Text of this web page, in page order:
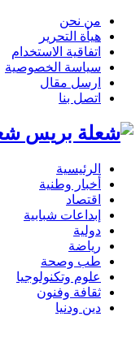
من نحن
هيأة التحرير
اتفاقية الاستخدام
سياسة الخصوصية
ارسل مقال
اتصل بنا
الرئيسية
أخبار وطنية
اقتصاد
إبداعات شبابية
دولية
رياضة
طب وصحة
علوم وتكنولوجيا
ثقافة وفنون
دين ودنيا